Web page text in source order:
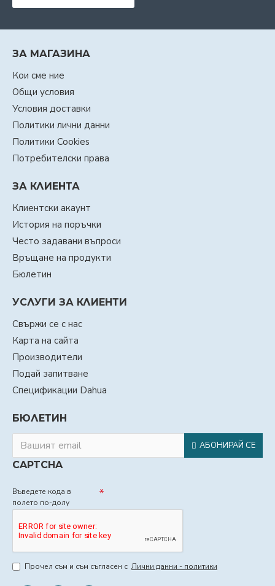
ЗА МАГАЗИНА
Кои сме ние
Общи условия
Условия доставки
Политики лични данни
Политики Cookies
Потребителски права
ЗА КЛИЕНТА
Клиентски акаунт
История на поръчки
Често задавани въпроси
Връщане на продукти
Бюлетин
УСЛУГИ ЗА КЛИЕНТИ
Свържи се с нас
Карта на сайта
Производители
Подай запитване
Спецификации Dahua
БЮЛЕТИН
АБОНИРАЙ СЕ
CAPTCHA
Въведете кода в
полето по-долу
Прочел съм и съм съгласен с Лични данни - политики